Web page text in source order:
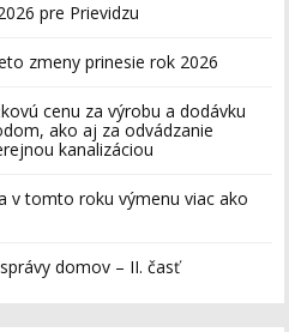
pre Prievidzu
zmeny prinesie rok 2026
cenu za výrobu a dodávku
ako aj za odvádzanie
kanalizáciou
v tomto roku výmenu viac ako
domov – II. časť